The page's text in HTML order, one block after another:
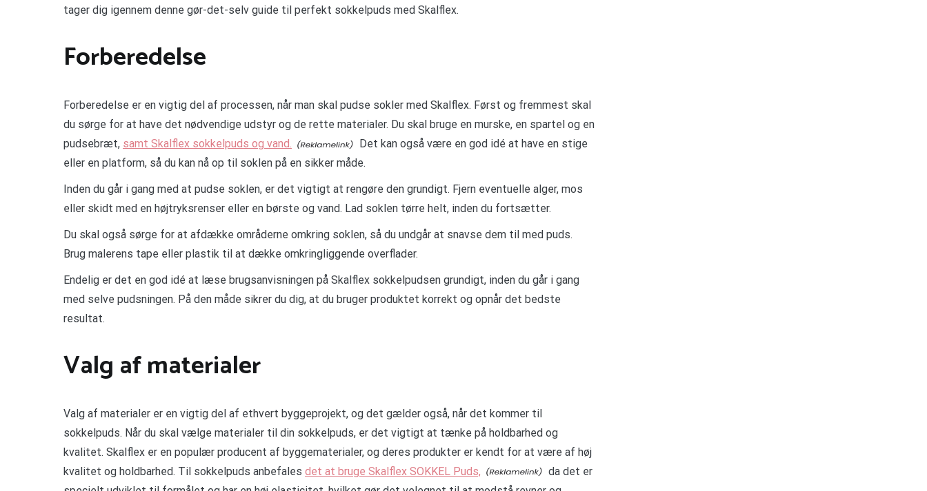
tager dig igennem denne gør-det-selv guide til perfekt sokkelpuds med Skalflex.
Forberedelse
Forberedelse er en vigtig del af processen, når man skal pudse sokler med Skalflex. Først og fremmest skal
du sørge for at have det nødvendige udstyr og de rette materialer. Du skal bruge en murske, en spartel og en
pudsebræt, samt Skalflex sokkelpuds og vand.
Det kan også være en god idé at have en stige
eller en platform, så du kan nå op til soklen på en sikker måde.
Inden du går i gang med at pudse soklen, er det vigtigt at rengøre den grundigt. Fjern eventuelle alger, mos
eller skidt med en højtryksrenser eller en børste og vand. Lad soklen tørre helt, inden du fortsætter.
Du skal også sørge for at afdække områderne omkring soklen, så du undgår at snavse dem til med puds.
Brug malerens tape eller plastik til at dække omkringliggende overflader.
Endelig er det en god idé at læse brugsanvisningen på Skalflex sokkelpudsen grundigt, inden du går i gang
med selve pudsningen. På den måde sikrer du dig, at du bruger produktet korrekt og opnår det bedste
resultat.
Valg af materialer
Valg af materialer er en vigtig del af ethvert byggeprojekt, og det gælder også, når det kommer til
sokkelpuds. Når du skal vælge materialer til din sokkelpuds, er det vigtigt at tænke på holdbarhed og
kvalitet. Skalflex er en populær producent af byggematerialer, og deres produkter er kendt for at være af høj
kvalitet og holdbarhed. Til sokkelpuds anbefales det at bruge Skalflex SOKKEL Puds,
da det er